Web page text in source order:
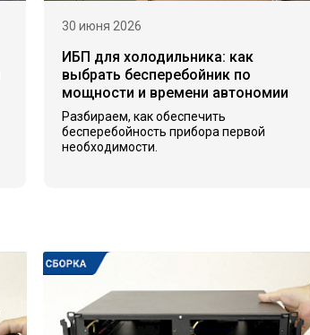
30 июня 2026
ИБП для холодильника: как
выбрать бесперебойник по
мощности и времени автономии
Разбираем, как обеспечить
бесперебойность прибора первой
необходимости.